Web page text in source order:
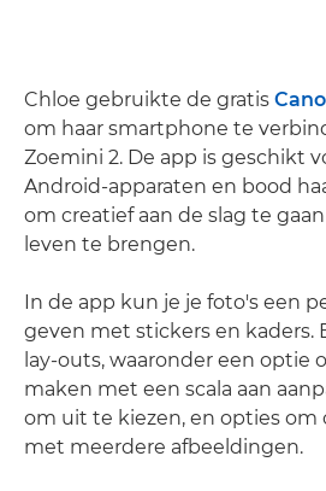
Chloe gebruikte de gratis
om haar smartphone te
Zoemini 2. De app is geschikt
Android-apparaten en bood
om creatief aan de slag te
leven te brengen.
In de app kun je je foto's een
geven met stickers en kaders.
lay-outs, waaronder een optie
maken met een scala aan
om uit te kiezen, en opties om
met meerdere afbeeldingen.